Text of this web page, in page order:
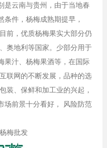
是云南与贵州，由于当地春
件，杨梅成熟期提早，
前，优质杨梅果实大部分仍
奥地利等国家。少部分用于
果汁、杨梅果酒等，在国际
联网的不断发展，品种的选
装、保鲜和加工业的兴起，
场前景十分看好， 风险防范